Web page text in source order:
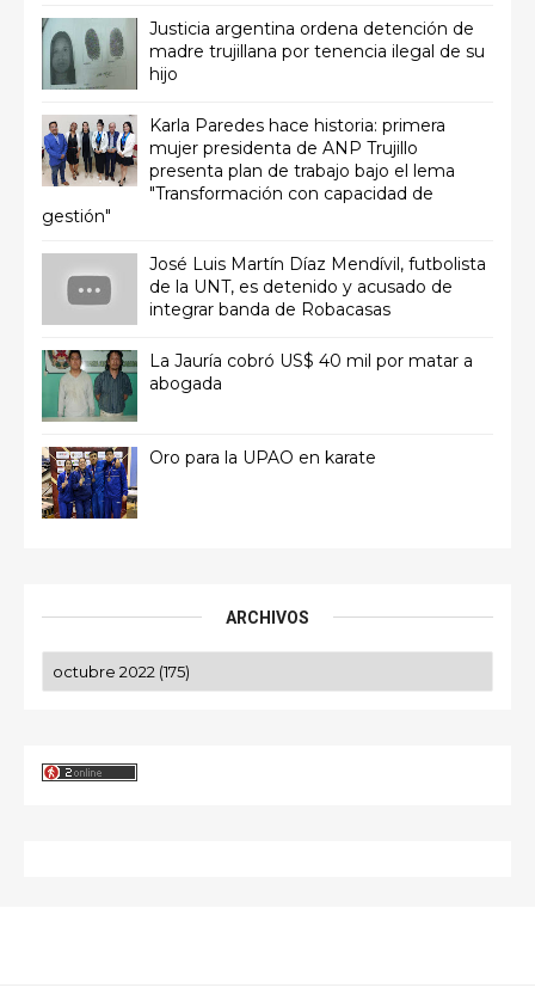
Justicia argentina ordena detención de
madre trujillana por tenencia ilegal de su
hijo
Karla Paredes hace historia: primera
mujer presidenta de ANP Trujillo
presenta plan de trabajo bajo el lema
"Transformación con capacidad de
gestión"
José Luis Martín Díaz Mendívil, futbolista
de la UNT, es detenido y acusado de
integrar banda de Robacasas
La Jauría cobró US$ 40 mil por matar a
abogada
Oro para la UPAO en karate
ARCHIVOS